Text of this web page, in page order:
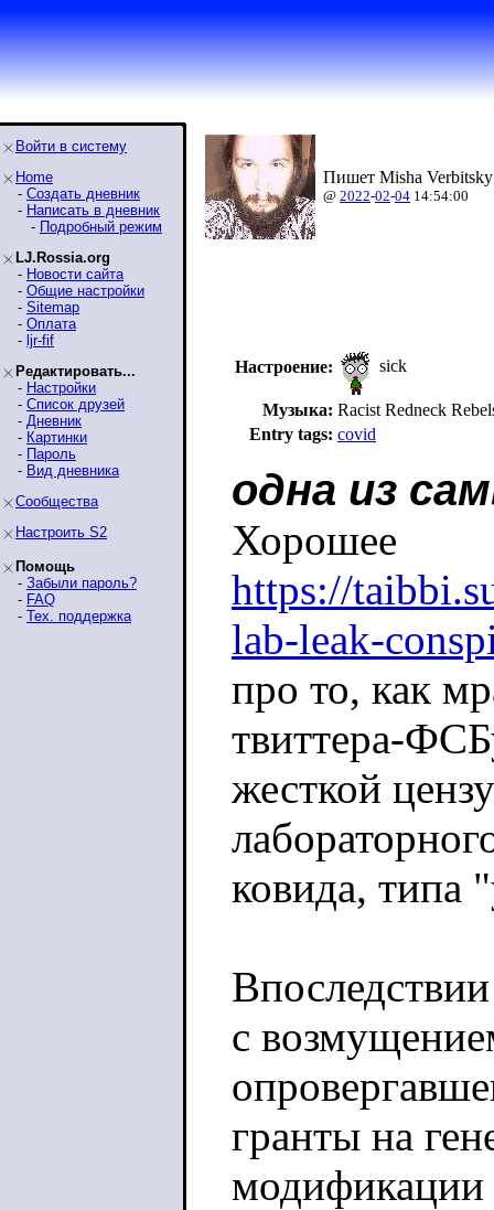
Войти в систему
Home
- Создать дневник
- Написать в дневник
- Подробный режим
LJ.Rossia.org
- Новости сайта
- Общие настройки
- Sitemap
- Оплата
- ljr-fif
Редактировать...
- Настройки
- Список друзей
- Дневник
- Картинки
- Пароль
- Вид дневника
Сообщества
Настроить S2
Помощь
- Забыли пароль?
- FAQ
- Тех. поддержка
Пишет Misha
@ 2022-02-04 14:54:00
Настроение: sick
Музыка: Racist Redneck
Entry tags: covid
одна из
Хорошее
https://
lab-leak-
про то, как
твиттера-
жесткой
ковида, типа
с
гранты на